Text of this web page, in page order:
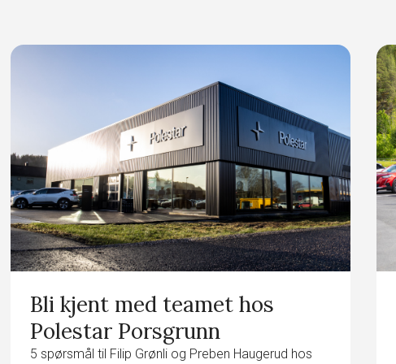
Bli kjent med teamet hos
Polestar Porsgrunn
5 spørsmål til Filip Grønli og Preben Haugerud hos